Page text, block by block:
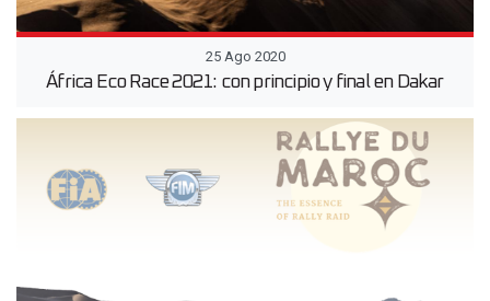
25 Ago 2020
África Eco Race 2021: con principio y final en Dakar